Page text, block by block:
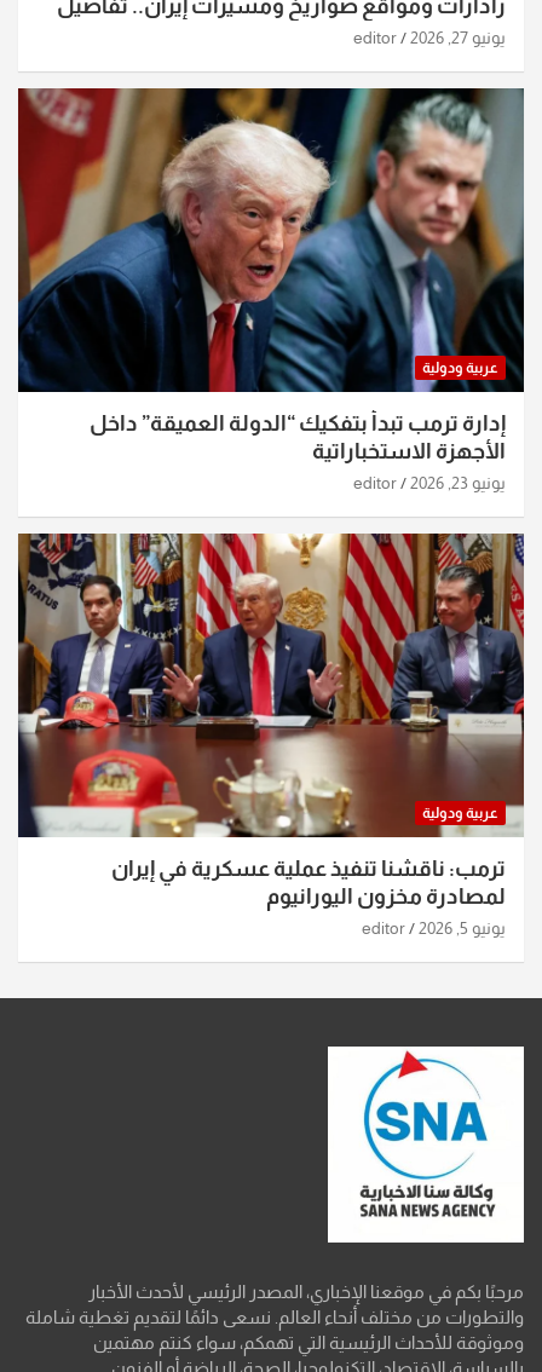
رادارات ومواقع صواريخ ومسيرات إيران.. تفاصيل
الساعات الماضية
يونيو 27, 2026 editor
عربية ودولية
إدارة ترمب تبدأ بتفكيك “الدولة العميقة” داخل
الأجهزة الاستخباراتية
يونيو 23, 2026 editor
عربية ودولية
ترمب: ناقشنا تنفيذ عملية عسكرية في إيران
لمصادرة مخزون اليورانيوم
يونيو 5, 2026 editor
مرحبًا بكم في موقعنا الإخباري، المصدر الرئيسي لأحدث الأخبار
والتطورات من مختلف أنحاء العالم. نسعى دائمًا لتقديم تغطية شاملة
وموثوقة للأحداث الرئيسية التي تهمكم، سواء كنتم مهتمين
بالسياسة، الاقتصاد، التكنولوجيا، الصحة، الرياضة أو الفنون.